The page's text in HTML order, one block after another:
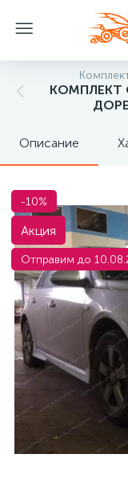
КОМПЛЕКТ
Описание
-10%
Акция
Отправим до